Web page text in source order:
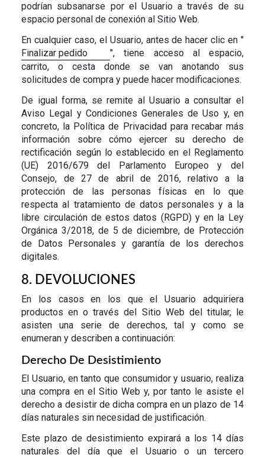
podrían subsanarse por el Usuario a través de su
espacio personal de conexión al Sitio Web.
En cualquier caso, el Usuario, antes de hacer clic en "
Finalizar pedido
", tiene acceso al espacio,
carrito, o cesta donde se van anotando sus
solicitudes de compra y puede hacer modificaciones.
De igual forma, se remite al Usuario a consultar el
Aviso Legal y Condiciones Generales de Uso y, en
concreto, la Política de Privacidad para recabar más
información sobre cómo ejercer su derecho de
rectificación según lo establecido en el Reglamento
(UE) 2016/679 del Parlamento Europeo y del
Consejo, de 27 de abril de 2016, relativo a la
protección de las personas físicas en lo que
respecta al tratamiento de datos personales y a la
libre circulación de estos datos (RGPD) y en la Ley
Orgánica 3/2018, de 5 de diciembre, de Protección
de Datos Personales y garantía de los derechos
digitales.
8. DEVOLUCIONES
En los casos en los que el Usuario adquiriera
productos en o través del Sitio Web del titular, le
asisten una serie de derechos, tal y como se
enumeran y describen a continuación:
Derecho De Desistimiento
El Usuario, en tanto que consumidor y usuario, realiza
una compra en el Sitio Web y, por tanto le asiste el
derecho a desistir de dicha compra en un plazo de 14
días naturales sin necesidad de justificación.
Este plazo de desistimiento expirará a los 14 días
naturales del día que el Usuario o un tercero